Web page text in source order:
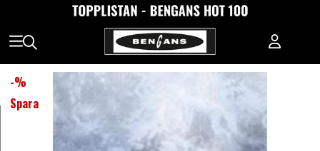
-%
Spara